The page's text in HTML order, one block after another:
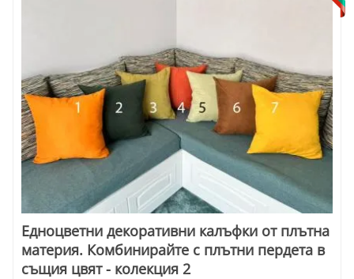
Едноцветни декоративни калъфки от плътна
материя. Комбинирайте с плътни пердета в
същия цвят - колекция 2